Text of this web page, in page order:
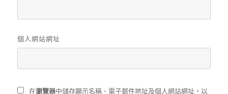
個人網站網址
在瀏覽器中儲存顯示名稱、電子郵件地址及個人網站網址，以